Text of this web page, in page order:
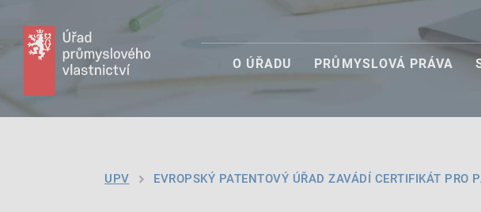
O ÚŘADU PRŮMYSLOVÁ PRÁVA
UPV EVROPSKÝ PATENTOVÝ ÚŘAD ZAVÁDÍ CERTIFIKÁT PRO